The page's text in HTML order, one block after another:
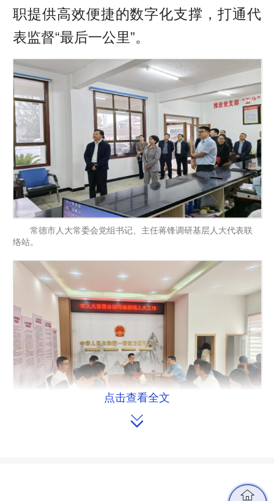
职提供高效便捷的数字化支撑，打通代
表监督“最后一公里”。
常德市人大常委会党组书记、主任蒋锋调研基层人大代表联
络站。
点击查看全文
